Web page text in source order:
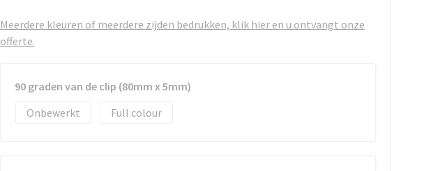
Meerdere kleuren of meerdere zijden bedrukken, klik hier en u ontvangt onze
offerte.
90 graden van de clip (80mm x 5mm)
Onbewerkt
Full colour